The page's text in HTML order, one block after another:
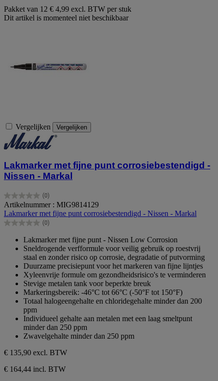
Pakket van 12 € 4,99 excl. BTW per stuk
Dit artikel is momenteel niet beschikbaar
Vergelijken Vergelijken
Lakmarker met fijne punt corrosiebestendigd -
Nissen - Markal
(0)
0.0
van
de
5
Artikelnummer : MIG9814129
Lakmarker met fijne punt corrosiebestendigd - Nissen - Markal
(0)
0.0
sterren.
Lakmarker met fijne punt - Nissen Low Corrosion
Sneldrogende verfformule voor veilig gebruik op roestvrij
staal en zonder risico op corrosie, degradatie of putvorming
Duurzame precisiepunt voor het markeren van fijne lijntjes
Xyleenvrije formule om gezondheidsrisico's te verminderen
Stevige metalen tank voor beperkte breuk
Markeringsbereik: -46°C tot 66°C (-50°F tot 150°F)
Totaal halogeengehalte en chloridegehalte minder dan 200
ppm
Individueel gehalte aan metalen met een laag smeltpunt
minder dan 250 ppm
Zwavelgehalte minder dan 250 ppm
€ 135,90 excl. BTW
€ 164,44 incl. BTW